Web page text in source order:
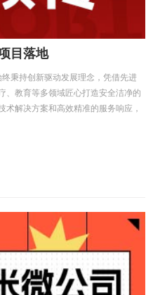
目落地
秉持创新驱动发展理念，凭借先进
、教育等多领域匠心打造安全洁净的
术解决方案和高效精准的服务响应，